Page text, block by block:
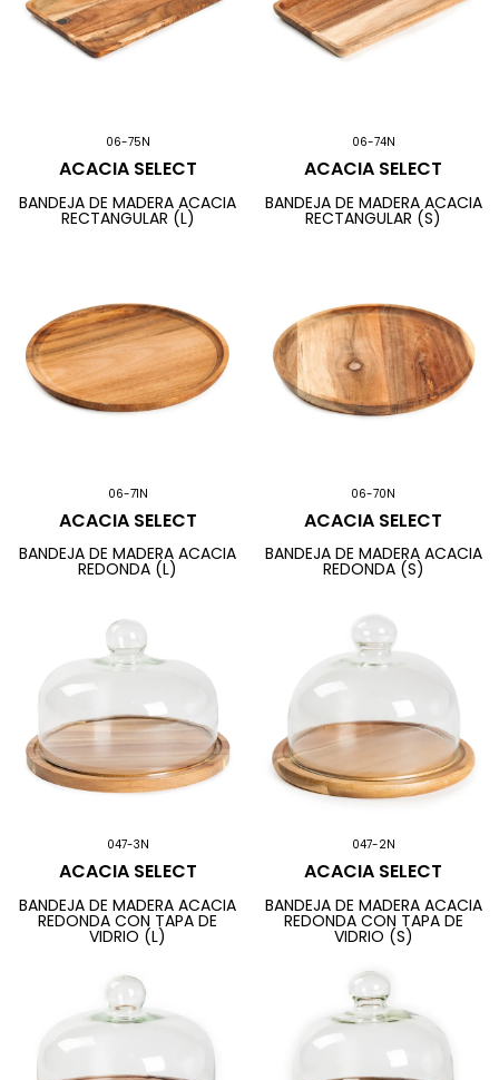
06-75N
ACACIA SELECT
BANDEJA DE MADERA ACACIA
RECTANGULAR (L)
06-74N
ACACIA SELECT
BANDEJA DE MADERA ACACIA
RECTANGULAR (S)
06-71N
ACACIA SELECT
BANDEJA DE MADERA ACACIA
REDONDA (L)
06-70N
ACACIA SELECT
BANDEJA DE MADERA ACACIA
REDONDA (S)
047-3N
ACACIA SELECT
BANDEJA DE MADERA ACACIA
REDONDA CON TAPA DE
VIDRIO (L)
047-2N
ACACIA SELECT
BANDEJA DE MADERA ACACIA
REDONDA CON TAPA DE
VIDRIO (S)